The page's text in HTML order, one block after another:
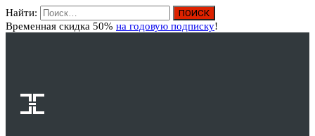
Найти:
Временная скидка 50% на годовую подписку!